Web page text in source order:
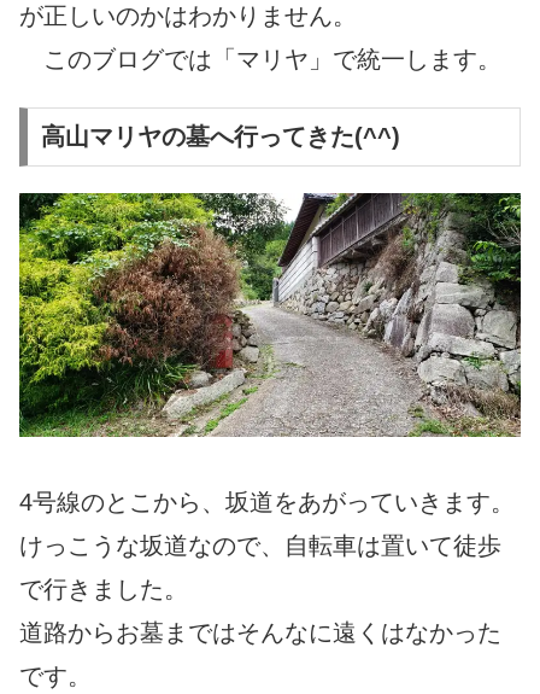
が正しいのかはわかりません。
このブログでは「マリヤ」で統一します。
高山マリヤの墓へ行ってきた(^^)
4号線のとこから、坂道をあがっていきます。
けっこうな坂道なので、自転車は置いて徒歩
で行きました。
道路からお墓まではそんなに遠くはなかった
です。